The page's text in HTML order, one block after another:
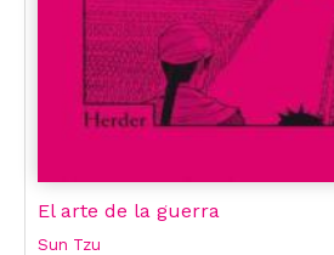
El arte de la guerra
Sun Tzu